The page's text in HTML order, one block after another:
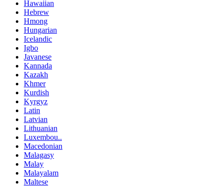
Hawaiian
Hebrew
Hmong
Hungarian
Icelandic
Igbo
Javanese
Kannada
Kazakh
Khmer
Kurdish
Kyrgyz
Latin
Latvian
Lithuanian
Luxembou..
Macedonian
Malagasy
Malay
Malayalam
Maltese